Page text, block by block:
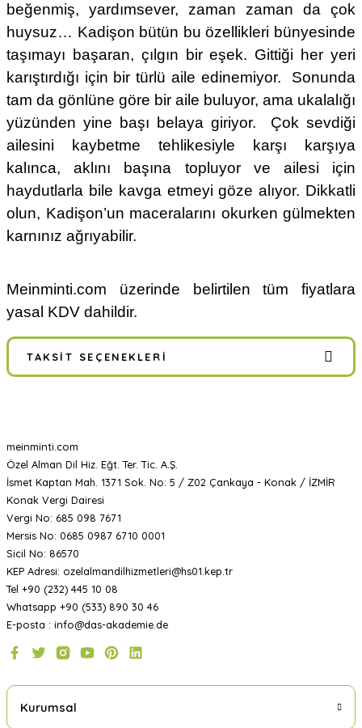
beğenmiş, yardımsever, zaman zaman da çok
huysuz… Kadişon bütün bu özellikleri bünyesinde
taşımayı başaran, çılgın bir eşek. Gittiği her yeri
karıştırdığı için bir türlü aile edinemiyor. Sonunda
tam da gönlüne göre bir aile buluyor, ama ukalalığı
yüzünden yine başı belaya giriyor. Çok sevdiği
ailesini kaybetme tehlikesiyle karşı karşıya
kalınca, aklını başına topluyor ve ailesi için
haydutlarla bile kavga etmeyi göze alıyor. Dikkatli
olun, Kadişon’un maceralarını okurken gülmekten
karnınız ağrıyabilir.
Meinminti.com üzerinde belirtilen tüm fiyatlara
yasal KDV dahildir.
TAKSIT SEÇENEKLERI
meinminti.com
Özel Alman Dil Hiz. Eğt. Ter. Tic. A.Ş.
İsmet Kaptan Mah. 1371 Sok. No: 5 / Z02 Çankaya - Konak / İZMİR
Konak Vergi Dairesi
Vergi No: 685 098 7671
Mersis No: 0685 0987 6710 0001
Sicil No: 86570
KEP Adresi: ozelalmandilhizmetleri@hs01.kep.tr
Tel +90 (232) 445 10 08
Whatsapp +90 (533) 890 30 46
E-posta : info@das-akademie.de
Kurumsal